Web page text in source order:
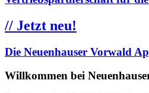
// Jetzt neu!
Die Neuenhauser Vorwald
Willkommen bei